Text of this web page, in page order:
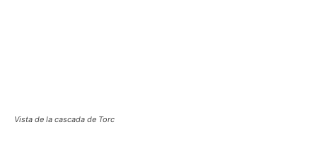
Vista de la cascada de Torc